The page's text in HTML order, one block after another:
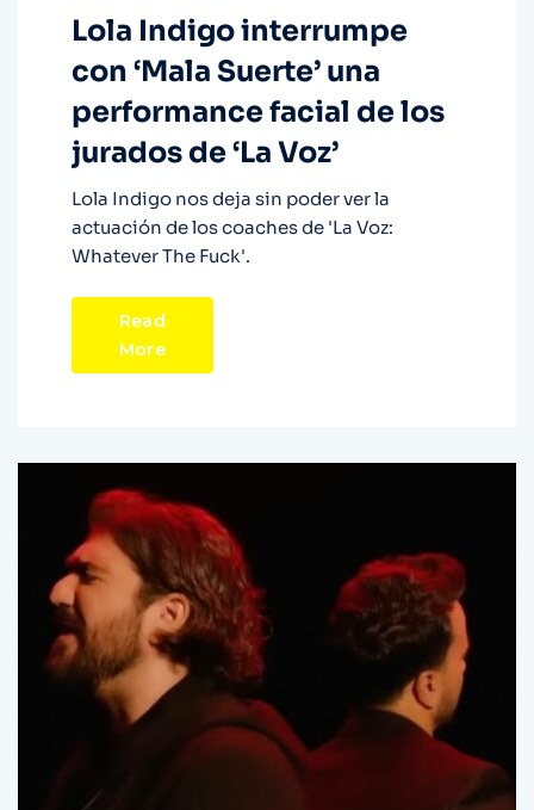
Lola Indigo interrumpe
con ‘Mala Suerte’ una
performance facial de los
jurados de ‘La Voz’
Lola Indigo nos deja sin poder ver la
actuación de los coaches de 'La Voz:
Whatever The Fuck'.
Read
More